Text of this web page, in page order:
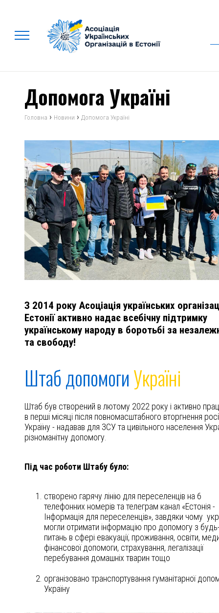
Допомога Україні
Головна › Новини › Допомога Україні
З 2014 року Асоціація українських
Естонії активно надає всебічну підтримку
українському народу в боротьбі за
та свободу!
Штаб допомогиУкраїні
Штаб був створений в лютому 2022 року і активно
в перші місяці після повномасштабного вторгнення
Україну - надавав для ЗСУ та цивільного населення
різноманітну допомогу.
Під час роботи Штабу було:
створено гарячу лінію для переселенців на 6
телефонних номерів та телеграм канал «Естонія -
Інформація для переселенців», завдяки чому
могли отримати інформацію про допомогу з
питань в сфері евакуації, проживання, освіти,
фінансової допомоги, страхування, легалізації
перебування домашніх тварин тощо
організовано транспортування гуманітарної
Україну